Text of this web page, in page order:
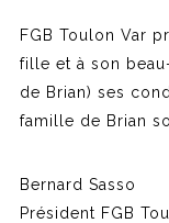
FGB Toulon Var
fille et à son
de Brian) ses
famille de Brian
Bernard Sasso
Président FGB